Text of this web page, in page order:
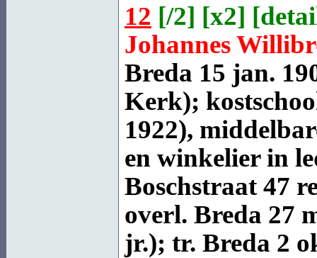
12 [/2] [x2] [
Johannes
Breda 15 jan.
Kerk);
1922),
en winkelier in
Boschstraat 47
overl. Breda 27
jr.); tr. Breda 2